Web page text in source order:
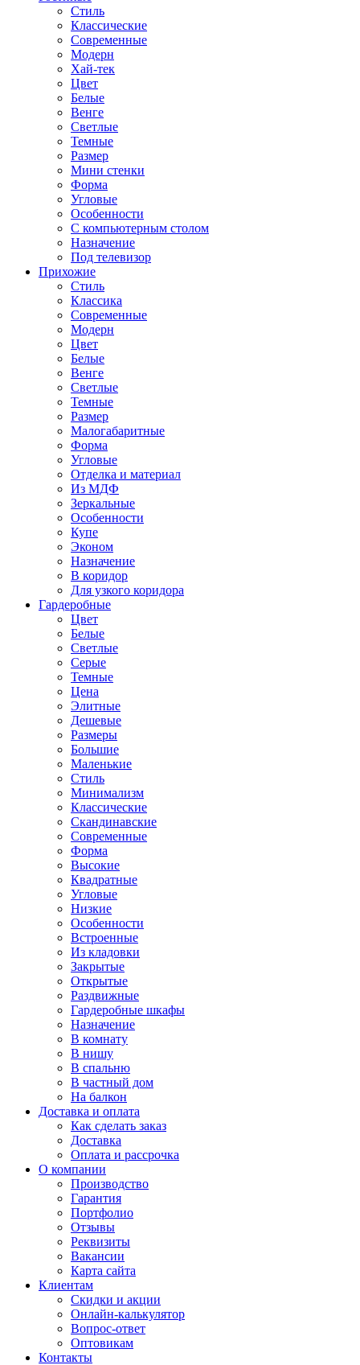
Стиль
Классические
Современные
Модерн
Хай-тек
Цвет
Белые
Венге
Светлые
Темные
Размер
Мини стенки
Форма
Угловые
Особенности
С компьютерным столом
Назначение
Под телевизор
Прихожие
Стиль
Классика
Современные
Модерн
Цвет
Белые
Венге
Светлые
Темные
Размер
Малогабаритные
Форма
Угловые
Отделка и материал
Из МДФ
Зеркальные
Особенности
Купе
Эконом
Назначение
В коридор
Для узкого коридора
Гардеробные
Цвет
Белые
Светлые
Серые
Темные
Цена
Элитные
Дешевые
Размеры
Большие
Маленькие
Стиль
Минимализм
Классические
Скандинавские
Современные
Форма
Высокие
Квадратные
Угловые
Низкие
Особенности
Встроенные
Из кладовки
Закрытые
Открытые
Раздвижные
Гардеробные шкафы
Назначение
В комнату
В нишу
В спальню
В частный дом
На балкон
Доставка и оплата
Как сделать заказ
Доставка
Оплата и рассрочка
О компании
Производство
Гарантия
Портфолио
Отзывы
Реквизиты
Вакансии
Карта сайта
Клиентам
Скидки и акции
Онлайн-калькулятор
Вопрос-ответ
Оптовикам
Контакты